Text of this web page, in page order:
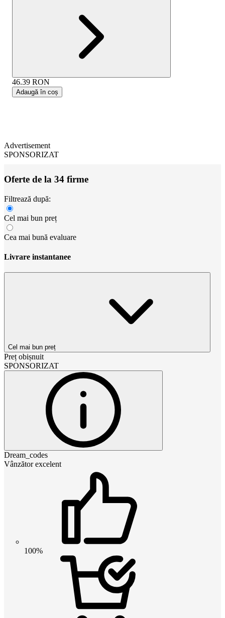
46.39 RON
Adaugă în coș
Advertisement
SPONSORIZAT
Oferte de la 34 firme
Filtrează după:
Cel mai bun preț
Cea mai bună evaluare
Livrare instantanee
Cel mai bun preț
Preț obișnuit
SPONSORIZAT
Dream_codes
Vânzător excelent
100%